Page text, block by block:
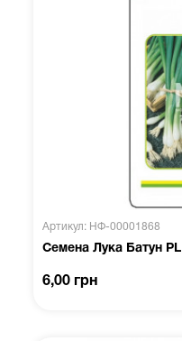
Артикул: НФ-00001868
Семена Лука Батун
6,00 грн